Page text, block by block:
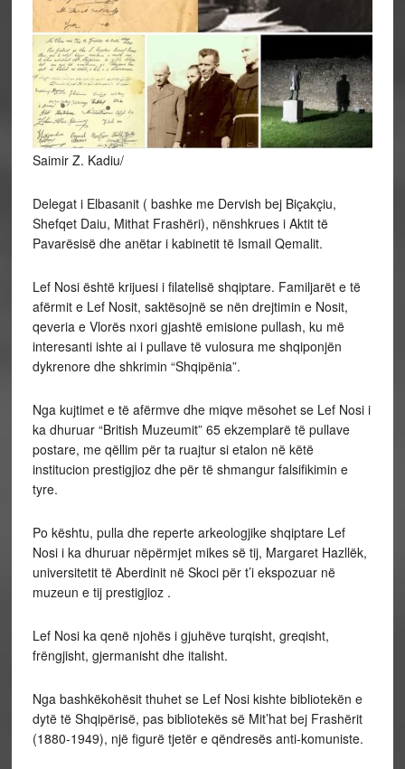
Saimir Z. Kadiu/
Delegat i Elbasanit ( bashke me Dervish bej Biçakçiu,
Shefqet Daiu, Mithat Frashëri), nënshkrues i Aktit të
Pavarësisë dhe anëtar i kabinetit të Ismail Qemalit.
Lef Nosi është krijuesi i filatelisë shqiptare. Familjarët e të
afërmit e Lef Nosit, saktësojnë se nën drejtimin e Nosit,
qeveria e Vlorës nxori gjashtë emisione pullash, ku më
interesanti ishte ai i pullave të vulosura me shqiponjën
dykrenore dhe shkrimin “Shqipënia”.
Nga kujtimet e të afërmve dhe miqve mësohet se Lef Nosi i
ka dhuruar “British Muzeumit” 65 ekzemplarë të pullave
postare, me qëllim për ta ruajtur si etalon në këtë
institucion prestigjioz dhe për të shmangur falsifikimin e
tyre.
Po kështu, pulla dhe reperte arkeologjike shqiptare Lef
Nosi i ka dhuruar nëpërmjet mikes së tij, Margaret Hazllëk,
universitetit të Aberdinit në Skoci për t’i ekspozuar në
muzeun e tij prestigjioz .
Lef Nosi ka qenë njohës i gjuhëve turqisht, greqisht,
frëngjisht, gjermanisht dhe italisht.
Nga bashkëkohësit thuhet se Lef Nosi kishte bibliotekën e
dytë të Shqipërisë, pas bibliotekës së Mit’hat bej Frashërit
(1880-1949), një figurë tjetër e qëndresës anti-komuniste.